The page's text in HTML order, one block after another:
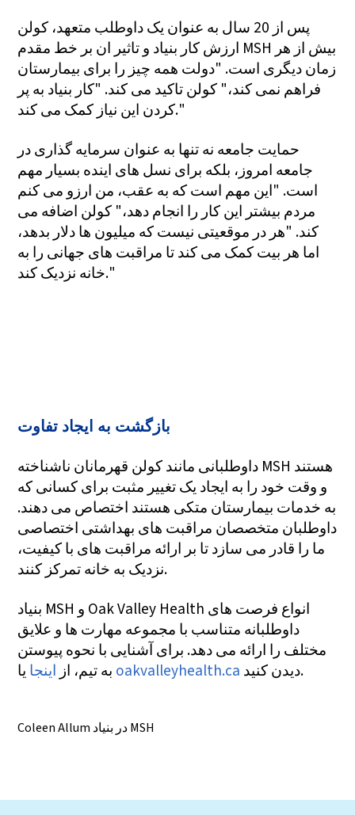
پس از 20 سال به عنوان یک داوطلب متعهد، کولن
ارزش کار بنیاد و تاثیر ان بر خط مقدم MSH بیش از هر
زمان دیگری است. "دولت همه چیز را برای بیمارستان
فراهم نمی کند،" کولن تاکید می کند. "کار بنیاد به پر
کردن این نیاز کمک می کند."
حمایت جامعه نه تنها به عنوان سرمایه گذاری در
جامعه امروز، بلکه برای نسل های اینده بسیار مهم
است. "این مهم است که به عقب، من ارزو می کنم
مردم بیشتر این کار را انجام دهد،" کولن اضافه می
کند. "هر در موقعیتی نیست که میلیون ها دلار بدهد،
اما هر بیت کمک می کند تا مراقبت های جهانی را به
خانه نزدیک کند."
بازگشت به ایجاد تفاوت
داوطلبانی مانند کولن قهرمانان ناشناخته MSH هستند
و وقت خود را به ایجاد یک تغییر مثبت برای کسانی که
به خدمات بیمارستان متکی هستند اختصاص می دهند.
داوطلبان متخصصان مراقبت های بهداشتی اختصاصی
ما را قادر می سازد تا بر ارائه مراقبت های با کیفیت،
نزدیک به خانه تمرکز کنند.
بنیاد MSH و Oak Valley Health انواع فرصت های
داوطلبانه متناسب با مجموعه مهارت ها و علایق
مختلف را ارائه می دهد. برای آشنایی با نحوه پیوستن
به تیم، از اینجا oakvalleyhealth.ca دیدن کنید.
Coleen Allum در بنیاد MSH